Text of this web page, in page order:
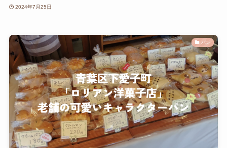
2024年7月25日
パン